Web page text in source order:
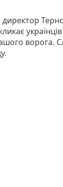
ворога.